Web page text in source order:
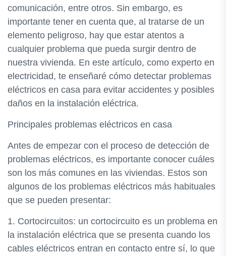
comunicación, entre otros. Sin embargo, es
importante tener en cuenta que, al tratarse de un
elemento peligroso, hay que estar atentos a
cualquier problema que pueda surgir dentro de
nuestra vivienda. En este artículo, como experto en
electricidad, te enseñaré cómo detectar problemas
eléctricos en casa para evitar accidentes y posibles
daños en la instalación eléctrica.
Principales problemas eléctricos en casa
Antes de empezar con el proceso de detección de
problemas eléctricos, es importante conocer cuáles
son los más comunes en las viviendas. Estos son
algunos de los problemas eléctricos más habituales
que se pueden presentar:
1. Cortocircuitos: un cortocircuito es un problema en
la instalación eléctrica que se presenta cuando los
cables eléctricos entran en contacto entre sí, lo que